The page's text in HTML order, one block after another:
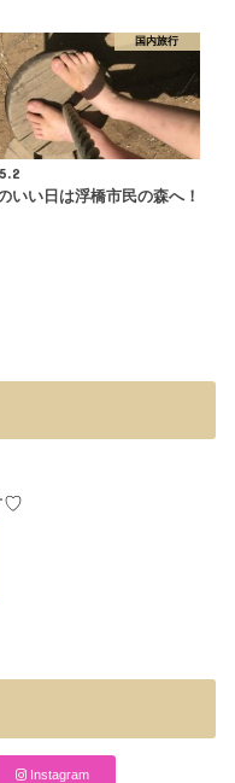
国内旅行
いい日は浮橋市民の森へ！
♡
Instagram